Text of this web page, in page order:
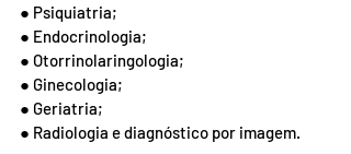
● Psiquiatria;
● Endocrinologia;
● Otorrinolaringologia;
● Ginecologia;
● Geriatria;
● Radiologia e diagnóstico por imagem.